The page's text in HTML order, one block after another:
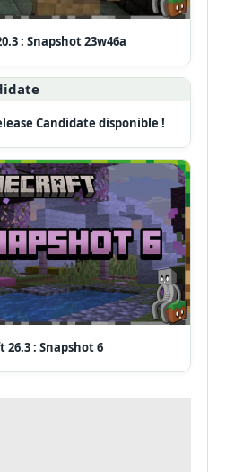
: Snapshot 23w46a
Candidate disponible !
: Snapshot 6